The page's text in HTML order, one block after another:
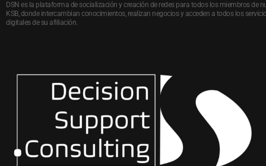
DSN es la plataforma de socialización y creación de redes para todos los miembros de
KSB, donde intercambian conocimientos, realizan negocios y acceden a todos los
digitales de su afiliación.